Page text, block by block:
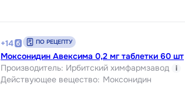
+14 ПО РЕЦЕПТУ
Моксонидин Авексима 0,2 мг таблетки 60 шт
Производитель: Ирбитский химфармзавод i
Действующее вещество: Моксонидин